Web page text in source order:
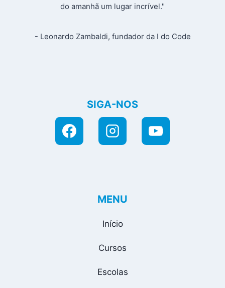
do amanhã um lugar incrível."
- Leonardo Zambaldi, fundador da I do Code
SIGA-NOS
MENU
Início
Cursos
Escolas